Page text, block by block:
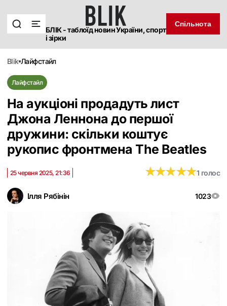
БЛІК - таблоїд новин України, спорт
і зірки
Спільнота
blik лайфстайл
Лайфстайл
На аукціоні продадуть лист
Джона Леннона до першої
дружини: скільки коштує
рукопис фронтмена The Beatles
Ілля Рябінін 1023
25 червня 2025, 21:36 ★★★★★
★★★★★1 голос